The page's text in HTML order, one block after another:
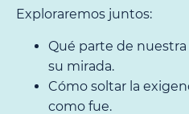
Exploraremos juntos:
Qué parte de
su mirada.
Cómo soltar la
como fue.